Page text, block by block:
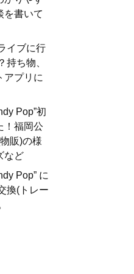
を書いて
イブに行
持ち物、
アプリに
Pop”初
！福岡公
販)の様
など
Pop” に
換(トレー